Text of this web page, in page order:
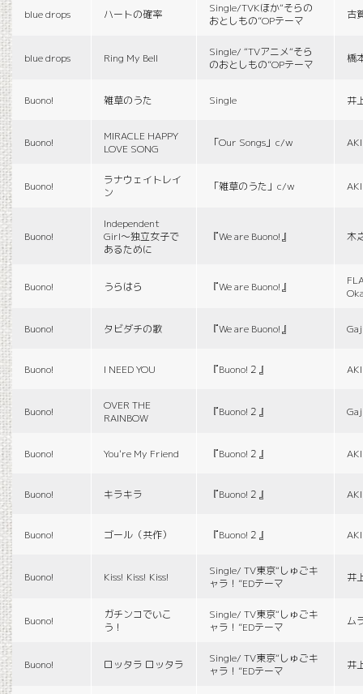
blue drops ハートの確率
Single/TVKほか“そらの
おとしもの”OPテーマ
古
blue drops Ring My Bell
Single/ “TVアニメ“そら
のおとしもの”OPテーマ
橋
Buono! 雑草のうた Single 井
Buono!
MIRACLE HAPPY
LOVE SONG
「Our Songs」c/w
Buono!
ラナウェイトレイ
ン
「雑草のうた」c/w
Buono!
Independent
Girl〜独立女子で
あるために
『We are Buono!』 木
Buono! うらはら 『We are Buono!』
Buono! タビダチの歌 『We are Buono!』
Buono! I NEED YOU 『Buono!２』
Buono!
OVER THE
RAINBOW
『Buono!２』
Buono! You're My Friend 『Buono!２』
Buono! キラキラ 『Buono!２』
Buono! ゴール（共作） 『Buono!２』
Buono! Kiss! Kiss! Kiss!
Single/ TV東京“しゅごキ
ャラ！”EDテーマ
井
Buono!
ガチンコでいこ
う！
Single/ TV東京“しゅごキ
ャラ！”EDテーマ
ム
Buono! ロッタラ ロッタラ
Single/ TV東京“しゅごキ
ャラ！”EDテーマ
井